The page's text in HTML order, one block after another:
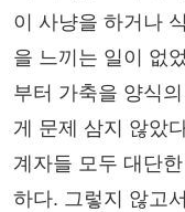
이 사냥을 하거나
을 느끼는 일이 없
부터 가축을 양식
게 문제 삼지 않았
계자들 모두 대단
하다. 그렇지 않고